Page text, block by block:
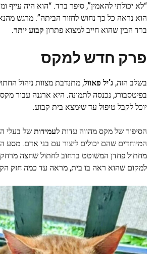
“לא יכולתי להאמין”, סיפר ברד. “הוא היה עייף
הוא נראה כל כך נחוש לחזור הביתה”. מרגש
ברד הבין שהוא חייב למצוא פתרון קבוע יותר.
פרק חדש למקס
בשלב הזה, ג'יל פאוול, מתנדבת מצוות ניהול
בפיטסבורג, נכנסה לתמונה. היא ארגנה עבור מקס
יוכל לקבל טיפול עד שימצא בית קבוע.
הסיפור של מקס מהווה עדות לעמידותשל בעלי
המיוחדים שהם יכולים ליצור עם בני אדם.
מחתול פחדן המשוטט ברחוב לחתול שחצה
למקום שהוא ראה בו בית, מראה עד כמה חזק